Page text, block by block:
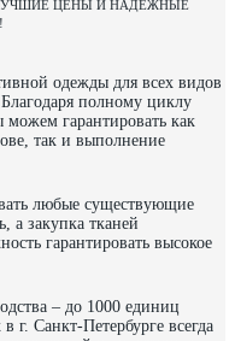
ЦЕНЫ И НАДЕЖНЫЕ
одежды для всех видов
полному циклу
гарантировать как
так и выполнение
любые существующие
а закупка тканей
гарантировать высокое
– до 1000 единиц
г. Санкт-Петербурге всегда